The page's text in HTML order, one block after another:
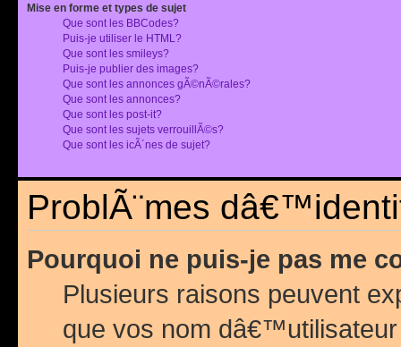
Mise en forme et types de sujet
Que sont les BBCodes?
Puis-je utiliser le HTML?
Que sont les smileys?
Puis-je publier des images?
Que sont les annonces gÃ©nÃ©rales?
Que sont les annonces?
Que sont les post-it?
Que sont les sujets verrouillÃ©s?
Que sont les icÃ´nes de sujet?
ProblÃ¨mes
Pourquoi ne puis-je pas me
Plusieurs raisons peuvent
que vos nom